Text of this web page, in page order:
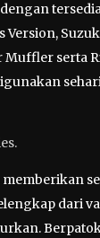
Version,
Muffler
dari